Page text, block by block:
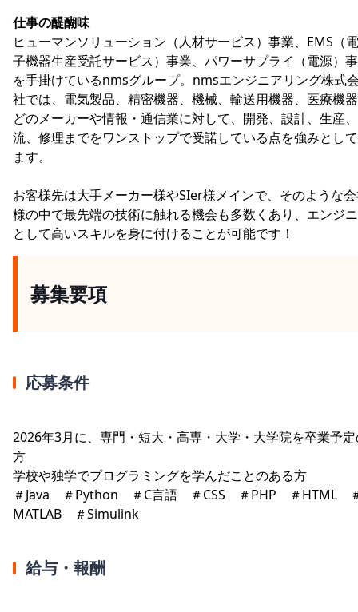
仕事の醍醐味
ヒューマンソリューション（人材サービス）事業、EMS（電
子機器生産受託サービス）事業、パワーサプライ（電源）
を手掛けているnmsグループ。nmsエンジニアリング株式
社では、電気製品、精密機器、機械、輸送用機器、医療機
どのメーカーや情報・通信業に対して、開発、設計、生産
流、修理までをワンストップで受諾している点を強みとし
ます。
お客様先は大手メーカー様やSIer様メインで、そのような
様の中で最先端の技術に触れる機会も多数くあり、エンジ
として高いスキルを身に付けることが可能です！
募集要項
応募条件
2026年3月に、専門・短大・高専・大学・大学院を卒業予
方
学校や独学でプログラミングを学んだことのある方
＃Java ＃Python ＃C言語 ＃CSS ＃PHP ＃HTML
MATLAB ＃Simulink
給与・報酬